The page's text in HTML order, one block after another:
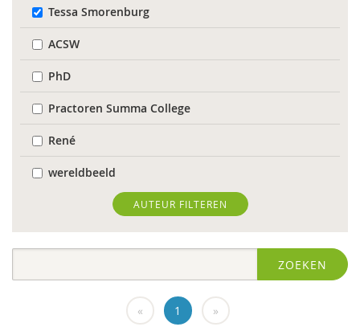
Tessa Smorenburg
ACSW
PhD
Practoren Summa College
René
wereldbeeld
World Health Organization
Edo (E.H.) Nieweg
Dr. Abdelilah Ljamai (UVH)
AUTEUR FILTEREN
ZOEKEN
« 1 »